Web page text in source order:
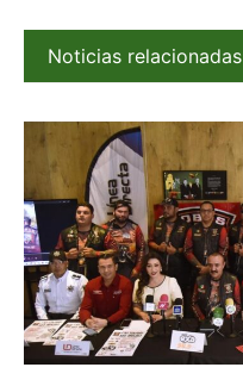
Noticias relacionadas